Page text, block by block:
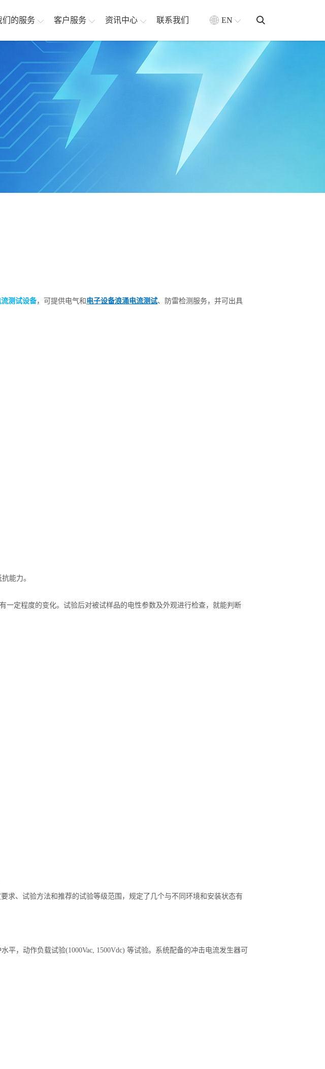
们的服务 客户服务 资讯中心 联系我们 EN
测试设备，可提供电气和 电子设备浪涌电流测试、防雷检测服务，并可出具
能力。
一定程度的变化。试验后对被试样品的电性参数及外观进行检查，就能判断
求、试验方法和推荐的试验等级范围，规定了几个与不同环境和安装状态有
，动作负载试验(1000Vac, 1500Vdc) 等试验。系统配备的冲击电流发生器可